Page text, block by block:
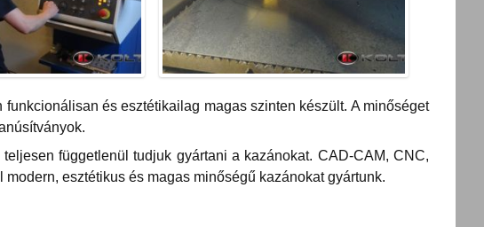
és esztétikailag magas szinten készült. A minőséget
függetlenül tudjuk gyártani a kazánokat. CAD-CAM, CNC,
esztétikus és magas minőségű kazánokat gyártunk.